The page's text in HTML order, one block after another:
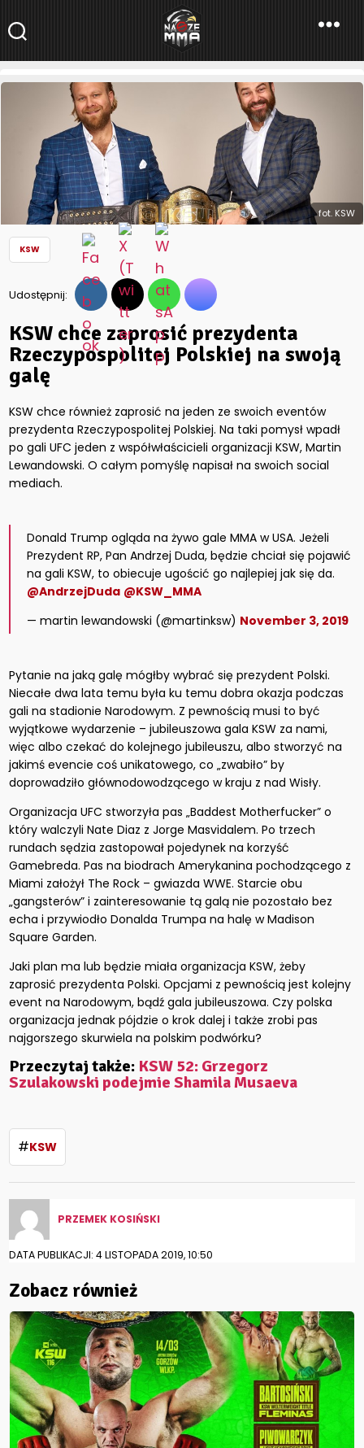
NaszeMMA
NaszeMMA.pl»Aktualności»Polskie MMA»KSW»KSW chce
zaprosić prezydenta Rzeczypospolitej Polskiej na swoją galę
fot. KSW
KSW
Udostępnij:
KSW chce zaprosić prezydenta
Rzeczypospolitej Polskiej na swoją
galę
KSW chce również zaprosić na jeden ze swoich eventów
prezydenta Rzeczypospolitej Polskiej. Na taki pomysł wpadł
po gali UFC jeden z współwłaścicieli organizacji KSW, Martin
Lewandowski. O całym pomyślę napisał na swoich social
mediach.
Donald Trump ogląda na żywo gale MMA w USA. Jeżeli
Prezydent RP, Pan Andrzej Duda, będzie chciał się pojawić
na gali KSW, to obiecuje ugościć go najlepiej jak się da.
@AndrzejDuda @KSW_MMA
— martin lewandowski (@martinksw) November 3, 2019
Pytanie na jaką galę mógłby wybrać się prezydent Polski.
Niecałe dwa lata temu była ku temu dobra okazja podczas
gali na stadionie Narodowym. Z pewnością musi to być
wyjątkowe wydarzenie – jubileuszowa gala KSW za nami,
więc albo czekać do kolejnego jubileuszu, albo stworzyć na
jakimś evencie coś unikatowego, co „zwabiło” by
doprowadziło głównodowodzącego w kraju z nad Wisły.
Organizacja UFC stworzyła pas „Baddest Motherfucker” o
który walczyli Nate Diaz z Jorge Masvidalem. Po trzech
rundach sędzia zastopował pojedynek na korzyść
Gamebreda. Pas na biodrach Amerykanina pochodzącego z
Miami założył The Rock – gwiazda WWE. Starcie obu
„gangsterów” i zainteresowanie tą galą nie pozostało bez
echa i przywiodło Donalda Trumpa na halę w Madison
Square Garden.
Jaki plan ma lub będzie miała organizacja KSW, żeby
zaprosić prezydenta Polski. Opcjami z pewnością jest kolejny
event na Narodowym, bądź gala jubileuszowa. Czy polska
organizacja jednak pójdzie o krok dalej i także zrobi pas
najgorszego skurwiela na polskim podwórku?
Przeczytaj także: KSW 52: Grzegorz
Szulakowski podejmie Shamila Musaeva
#KSW
PRZEMEK KOSIŃSKI
DATA PUBLIKACJI: 4 LISTOPADA 2019, 10:50
Zobacz również